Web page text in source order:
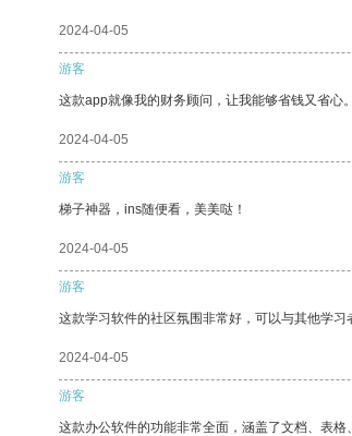
2024-04-05
游客
这款app就像我的财务顾问，让我能够省钱又省心。
2024-04-05
游客
梯子神器，ins随便看，美美哒！
2024-04-05
游客
这款学习软件的社区氛围非常好，可以与其他学习
2024-04-05
游客
这款办公软件的功能非常全面，涵盖了文档、表